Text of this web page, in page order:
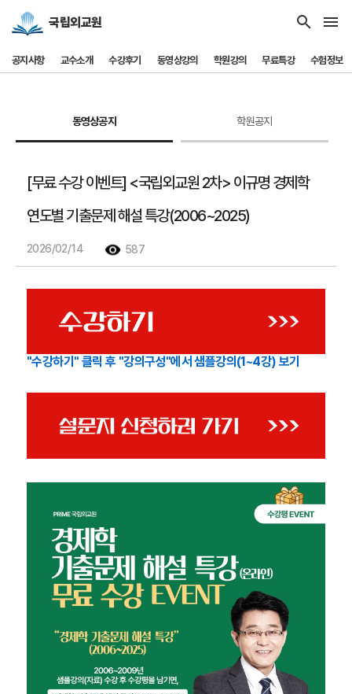
국립외교원 search menu
공지사항 교수소개 수강후기 동영상강의 학원강의 무료특강 수험정보
동영상공지 학원공지
[무료 수강 이벤트] <국립외교원 2차> 이규명 경제학
연도별 기출문제 해설 특강(2006~2025)
2026/02/14 587
"수강하기" 클릭 후 "강의구성"에서 샘플강의(1~4강) 보기